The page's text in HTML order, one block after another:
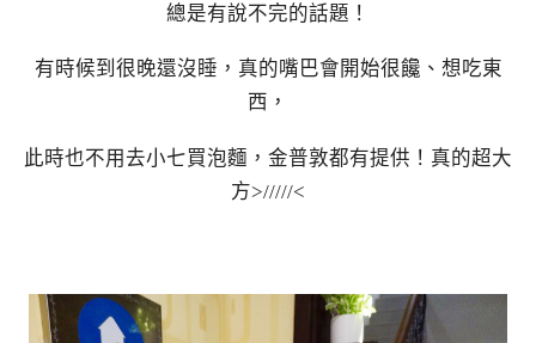
總是有說不完的話題！
有時候到很晚還沒睡，真的嘴巴會開始很饞、想吃東
西，
此時也不用去小七買泡麵，金普敦都有提供！真的超大
方>/////<